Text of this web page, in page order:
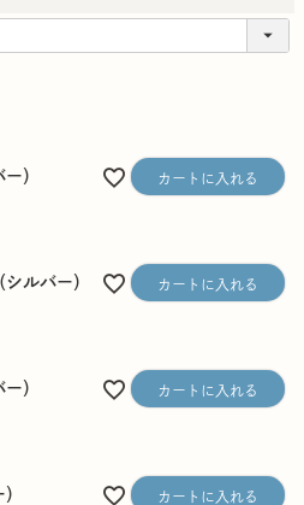
） カートに入れる
ルバー） カートに入れる
） カートに入れる
カートに入れる